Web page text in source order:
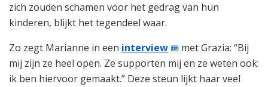
zich zouden schamen voor het gedrag van hun
kinderen, blijkt het tegendeel waar.
Zo zegt Marianne in een interview
met Grazia: “Bij
mij zijn ze heel open. Ze supporten mij en ze weten ook:
ik ben hiervoor gemaakt.” Deze steun lijkt haar veel